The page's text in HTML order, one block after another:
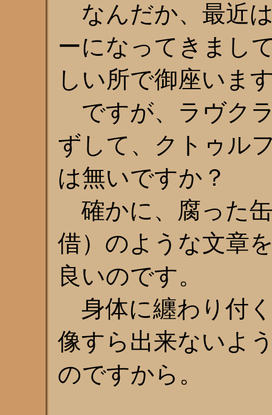
なんだか、最近
ーになってきまし
しい所で御座いま
ですが、ラヴク
ずして、クトゥル
は無いですか？
確かに、腐った
借）のような文章
良いのです。
身体に纏わり付
像すら出来ないよ
のですから。